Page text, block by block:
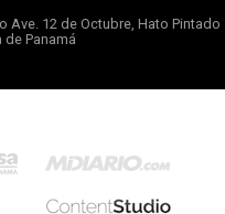
Ave. 12 de Octubre, Hato Pintado
de Panamá